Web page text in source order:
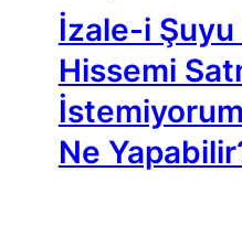
İzale-i Şuyu
Hissemi
Ne